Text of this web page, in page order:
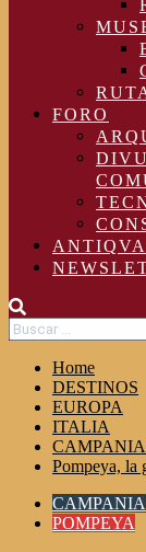
FORO
Buscar:
Home
DESTINOS
EUROPA
ITALIA
CAMPANIA
Pompeya, la
CAMPANIA
POMPEYA